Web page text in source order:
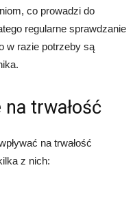
co prowadzi do
regularne sprawdzanie
w razie potrzeby są
na trwałość
na trwałość
z nich: